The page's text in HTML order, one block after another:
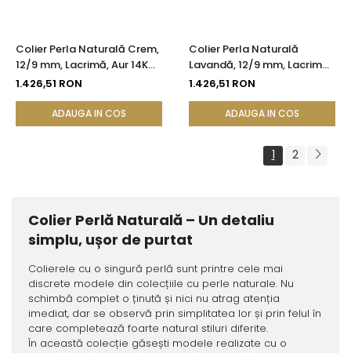
Colier Perla Naturală Crem,
12/9 mm, Lacrimă, Aur 14K
(aur 585) | KASKADDA®
1.426,51 RON
ADAUGA IN COS
Colier Perla Naturală
Lavandă, 12/9 mm, Lacrimă,
Aur 14K (aur 585) |
1.426,51 RON
ADAUGA IN COS
1 2
Colier Perlă Naturală – Un detaliu
simplu, ușor de purtat
Colierele cu o singură perlă sunt printre cele mai
discrete modele din colecțiile cu perle naturale. Nu
schimbă complet o ținută și nici nu atrag atenția
imediat, dar se observă prin simplitatea lor și prin felul în
care completează foarte natural stiluri diferite.
În această colecție găsești modele realizate cu o